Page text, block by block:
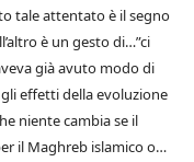
tale attentato è il segno
è un gesto di…”ci
già avuto modo di
effetti della evoluzione
niente cambia se il
il Maghreb islamico o…